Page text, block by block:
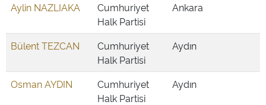
Aylin NAZLIAKA
Cumhuriyet
Halk Partisi
Ankara
Bülent TEZCAN
Cumhuriyet
Halk Partisi
Aydın
Osman AYDIN
Cumhuriyet
Halk Partisi
Aydın